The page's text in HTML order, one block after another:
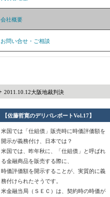
会社概要
お問い合せ・ご相談
2011.10.12大阪地裁判決
【佐藤哲寛のデリバレ​ポートVol.17】​
​米国では「仕組債」販売時に時価評価額を
開示が義務付け、日本では？
米国では、昨年秋に、「仕組債」と呼ばれ
る金融商品を販売する際に、
時価評価額を開示することが、実質的に義
務付けられたそうです。
米金融当局（ＳＥＣ）は、契約時の時価が